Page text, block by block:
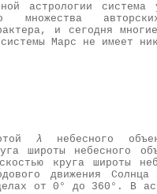
астрологии система
множества
и сегодня
Марс не имеет
λ небесного
широты небесного
круга широты
движения
от 0° до 360°. В